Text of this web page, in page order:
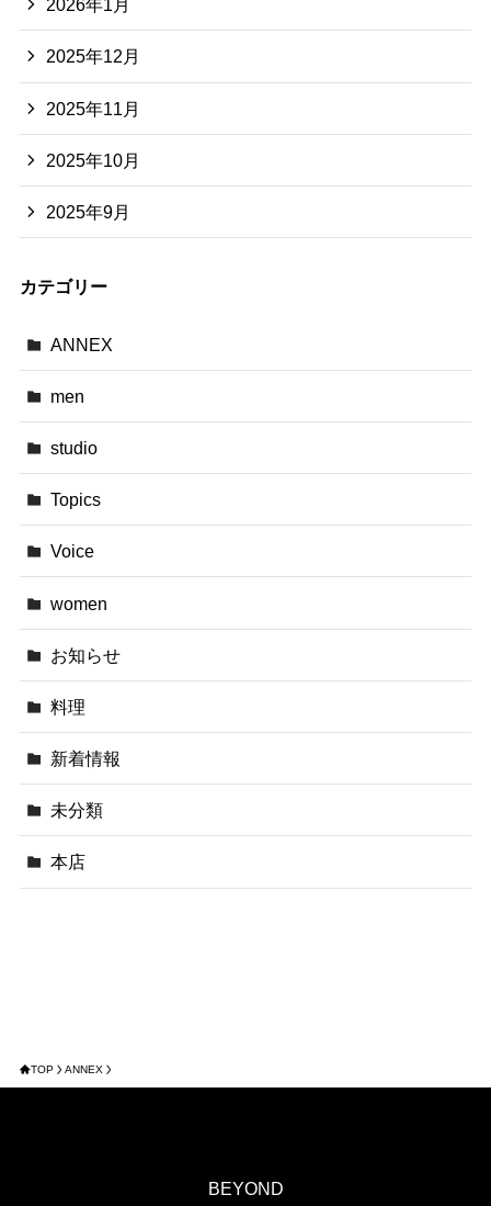
2026年1月
2025年12月
2025年11月
2025年10月
2025年9月
カテゴリー
ANNEX
men
studio
Topics
Voice
women
お知らせ
料理
新着情報
未分類
本店
TOP ANNEX
BEYOND